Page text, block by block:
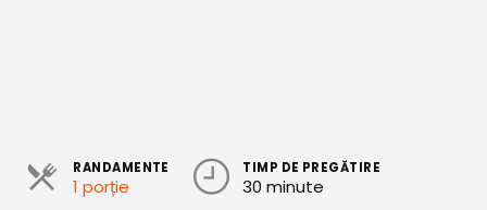
Dulceață / Gem
RANDAMENTE
1 porție
TIMP DE PREGĂTIRE
30 minute